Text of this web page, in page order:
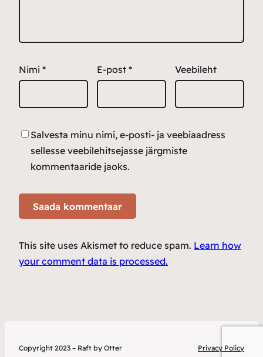
Nimi * E-post * Veebileht
Salvesta minu nimi, e-posti- ja veebiaadress
sellesse veebilehitsejasse järgmiste
kommentaaride jaoks.
This site uses Akismet to reduce spam. Learn how
your comment data is processed.
Copyright 2023 – Raft by Otter Privacy Policy